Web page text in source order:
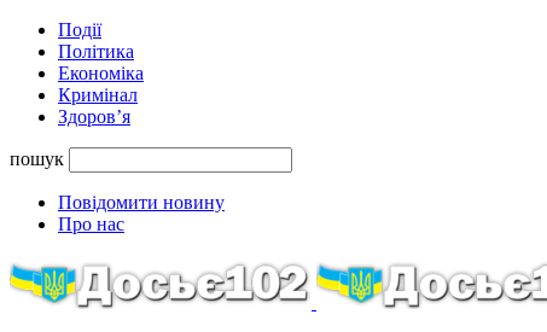
Події
Політика
Економіка
Кримінал
Здоров’я
пошук
Повідомити новину
Про нас